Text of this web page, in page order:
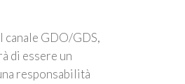
GDO/GDS,
di essere un
responsabilità